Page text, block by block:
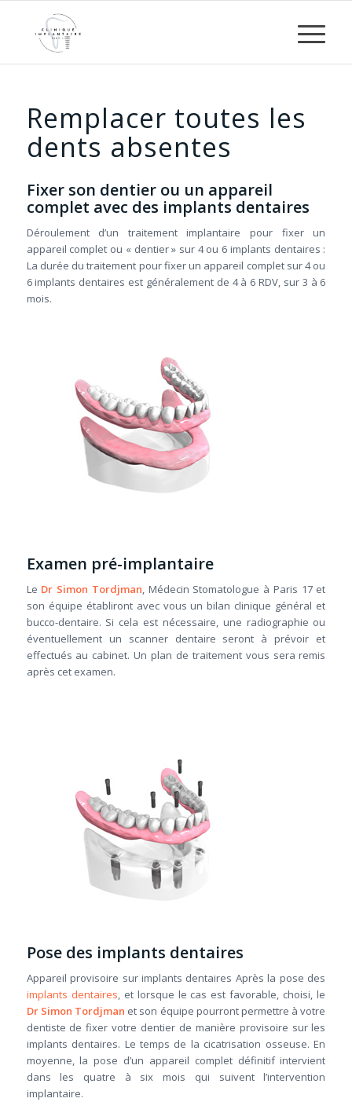
Remplacer toutes les
dents absentes
Fixer son dentier ou un appareil
complet avec des implants dentaires
Déroulement d’un traitement implantaire pour fixer un
appareil complet ou « dentier » sur 4 ou 6 implants dentaires :
La durée du traitement pour fixer un appareil complet sur 4 ou
6 implants dentaires est généralement de 4 à 6 RDV, sur 3 à 6
mois.
Examen pré-implantaire
Le Dr Simon Tordjman, Médecin Stomatologue à Paris 17 et
son équipe établiront avec vous un bilan clinique général et
bucco-dentaire. Si cela est nécessaire, une radiographie ou
éventuellement un scanner dentaire seront à prévoir et
effectués au cabinet. Un plan de traitement vous sera remis
après cet examen.
Pose des implants dentaires
Appareil provisoire sur implants dentaires Après la pose des
implants dentaires, et lorsque le cas est favorable, choisi, le
Dr Simon Tordjman et son équipe pourront permettre à votre
dentiste de fixer votre dentier de manière provisoire sur les
implants dentaires. Le temps de la cicatrisation osseuse. En
moyenne, la pose d’un appareil complet définitif intervient
dans les quatre à six mois qui suivent l’intervention
implantaire.